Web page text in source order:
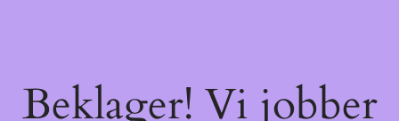
Beklager! Vi jobber